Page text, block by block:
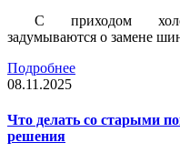
С приходом
задумываются о замене
Подробнее
08.11.2025
Что делать со старыми
решения